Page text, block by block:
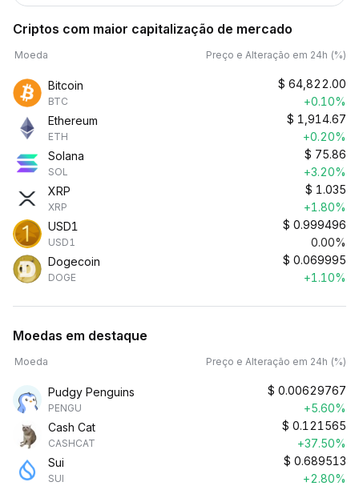
Criptos com maior capitalização de mercado
Moeda Preço e Alteração em 24h (%)
Bitcoin
BTC
$ 64,822.00
+0.10%
Ethereum
ETH
$ 1,914.67
+0.20%
Solana
SOL
$ 75.86
+3.20%
XRP
XRP
$ 1.035
+1.80%
USD1
USD1
$ 0.999496
0.00%
Dogecoin
DOGE
$ 0.069995
+1.10%
Moedas em destaque
Moeda Preço e Alteração em 24h (%)
Pudgy Penguins
PENGU
$ 0.00629767
+5.60%
Cash Cat
CASHCAT
$ 0.121565
+37.50%
Sui
SUI
$ 0.689513
+2.80%